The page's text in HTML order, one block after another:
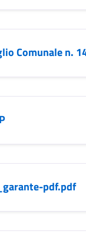
Comunale n.
pdf.pdf